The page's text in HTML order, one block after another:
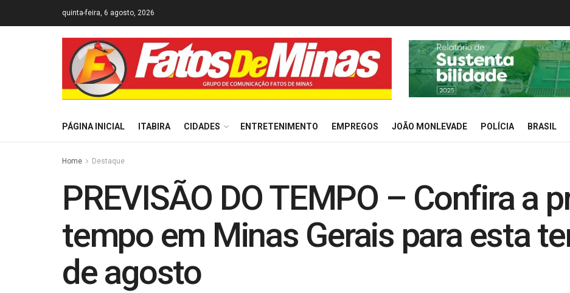
quinta-feira, 6 agosto, 2026
PÁGINA INICIAL ITABIRA CIDADES ENTRETENIMENTO EMPREGOS JOÃO MONLEVADE POLÍCIA BRASIL
Home Destaque
PREVISÃO DO TEMPO – Confira a
tempo em Minas Gerais para esta
de agosto